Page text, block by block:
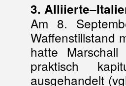
3. Alliierte–
Am 8.
Waffenstillstand
hatte
praktisch
ausgehandelt